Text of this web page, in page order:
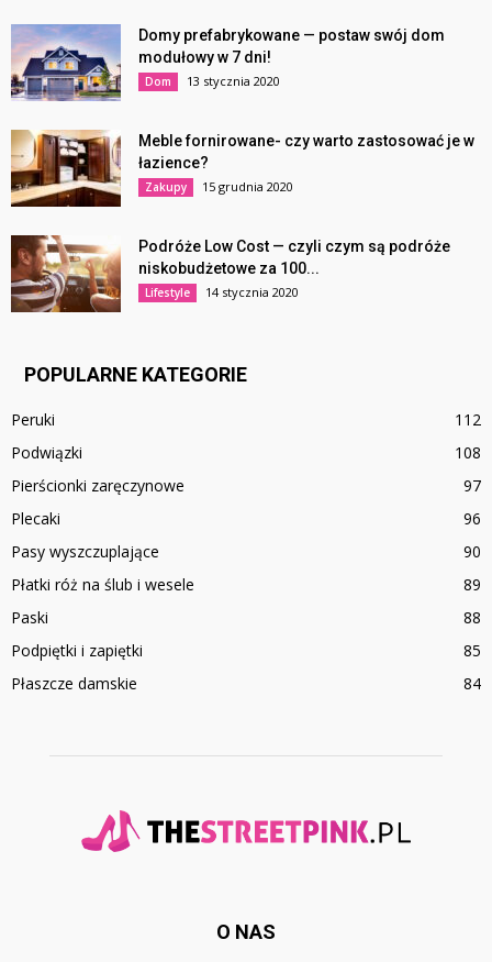
Domy prefabrykowane — postaw swój dom
modułowy w 7 dni!
Dom 13 stycznia 2020
Meble fornirowane- czy warto zastosować je w
łazience?
Zakupy 15 grudnia 2020
Podróże Low Cost — czyli czym są podróże
niskobudżetowe za 100...
Lifestyle 14 stycznia 2020
POPULARNE KATEGORIE
Peruki
112
Podwiązki
108
Pierścionki zaręczynowe
97
Plecaki
96
Pasy wyszczuplające
90
Płatki róż na ślub i wesele
89
Paski
88
Podpiętki i zapiętki
85
Płaszcze damskie
84
O NAS